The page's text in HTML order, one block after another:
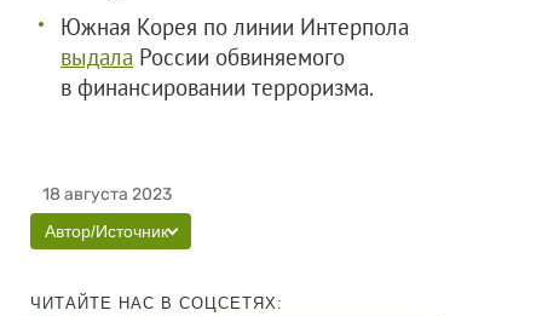
Южная Корея по линии Интерпола
выдала России обвиняемого
в финансировании терроризма.
18 августа 2023
Автор/Источник
ЧИТАЙТЕ НАС В СОЦСЕТЯХ: